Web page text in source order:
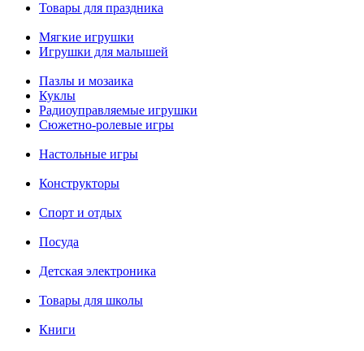
Товары для праздника
Мягкие игрушки
Игрушки для малышей
Пазлы и мозаика
Куклы
Радиоуправляемые игрушки
Сюжетно-ролевые игры
Настольные игры
Конструкторы
Спорт и отдых
Посуда
Детская электроника
Товары для школы
Книги